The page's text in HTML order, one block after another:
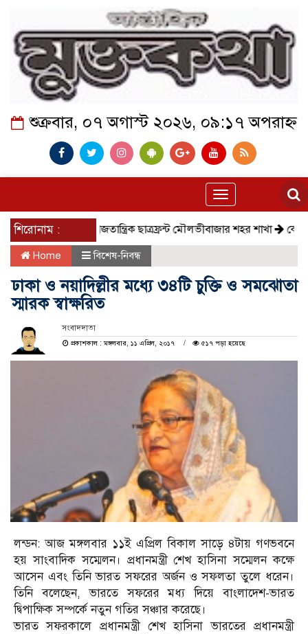
শুক্রবার, ০৭ অগাস্ট ২০২৬, ০৯:১৭ অপরাহ্ন
Toggle
navigation
শিরোনাম :সমাজতান্ত্রিক ছাত্রফ্রন্ট মৌলভীবাজার শহর শাখা কেমন আছে
Home বিশেষ-নিবন্ধ
ঢাকা ও নয়াদিল্লীর মধ্যে ৩৪টি চুক্তি ও সমঝোতা
স্মারক স্বাক্ষরিত
সংবাদদাতা
প্রকাশকাল : মঙ্গলবার, ১১ এপ্রিল, ২০১৭
৫১৭ পড়া হয়েছে
লন্ডন: আজ মঙ্গলবার ১১ই এপ্রিল বিকাল সাড়ে ৪টায় গণভবনে
হয় সাংবাদিক সম্মেলন। প্রধানমন্ত্রী শেখ হাসিনা সম্মেলন কক্ষে
আসেন এবং তিনি ভারত সফরের অর্জন ও সফলতা তুলে ধরেন।
তিনি বলেছেন, ভারতে সফরের মধ্য দিয়ে বাংলাদেশ-ভারত
দ্বিপাক্ষিক সম্পর্কে নতুন গতির সঞ্চার করেছে।
ভারত সফরকালে প্রধানমন্ত্রী শেখ হাসিনা ভারতের প্রধানমন্ত্রী